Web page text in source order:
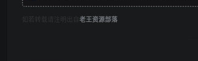
如若转载请注明出自老王资源部落